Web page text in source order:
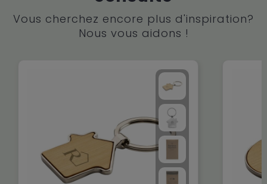
Vous cherchez encore plus d'inspiration?
Nous vous aidons !